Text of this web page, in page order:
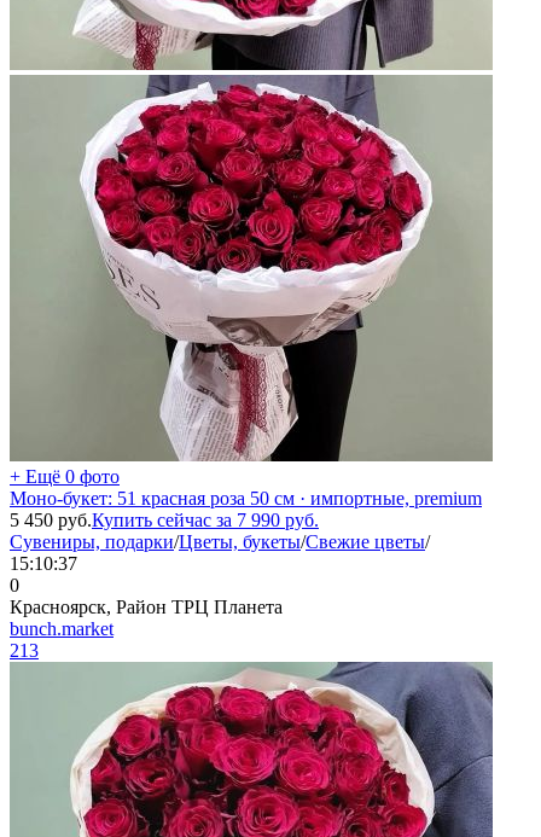
+ Ещё 0 фото
Моно-букет: 51 красная роза 50 см · импортные, premium
5 450 руб.Купить сейчас за 7 990 руб.
Сувениры, подарки/Цветы, букеты/Свежие цветы/
15:10:37
0
Красноярск, Район ТРЦ Планета
bunch.market
213